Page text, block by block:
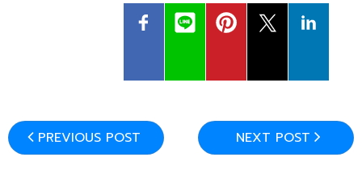
PREVIOUS POST NEXT POST